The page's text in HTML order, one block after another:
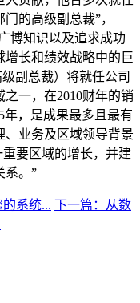
的高级副总裁”，
博知识以及追求成功
长和绩效战略中的巨
副总裁）将就任公司
一，在2010财年的销
年，是成果最多且最有
业务及区域领导背景
重要区域的增长，并建
系。”
的系统... 下一篇：从数